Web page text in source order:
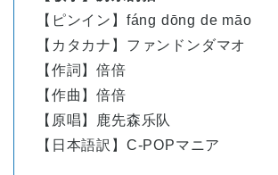
【ピンイン】 fáng dōng de māo
【カタカナ】ファンドンダマオ
【作詞】倍倍
【作曲】倍倍
【原唱】鹿先森乐队
【日本語訳】C-POPマニア